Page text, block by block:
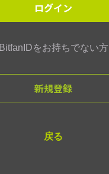
ログイン
BitfanIDをお持ちでない方
新規登録
戻る